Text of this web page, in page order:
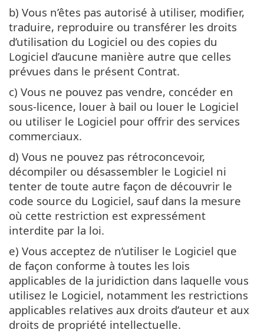
b) Vous n’êtes pas autorisé à utiliser, modifier,
traduire, reproduire ou transférer les droits
d’utilisation du Logiciel ou des copies du
Logiciel d’aucune manière autre que celles
prévues dans le présent Contrat.
c) Vous ne pouvez pas vendre, concéder en
sous-licence, louer à bail ou louer le Logiciel
ou utiliser le Logiciel pour offrir des services
commerciaux.
d) Vous ne pouvez pas rétroconcevoir,
décompiler ou désassembler le Logiciel ni
tenter de toute autre façon de découvrir le
code source du Logiciel, sauf dans la mesure
où cette restriction est expressément
interdite par la loi.
e) Vous acceptez de n’utiliser le Logiciel que
de façon conforme à toutes les lois
applicables de la juridiction dans laquelle vous
utilisez le Logiciel, notamment les restrictions
applicables relatives aux droits d’auteur et aux
droits de propriété intellectuelle.